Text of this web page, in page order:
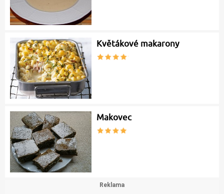
Květákové makarony
Makovec